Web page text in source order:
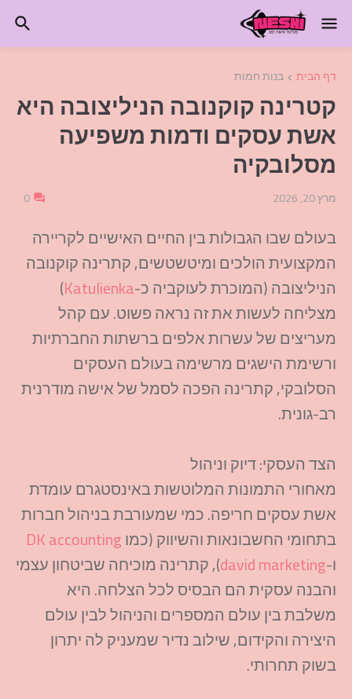
דף הבית בנות חמות
קטרינה קוקנובה הניליצובה היא
אשת עסקים ודמות משפיעה
מסלובקיה
מרץ 20, 2026 0
בעולם שבו הגבולות בין החיים האישיים לקריירה
המקצועית הולכים ומיטשטשים, קתרינה קוקנובה
הניליצובה (המוכרת לעוקביה כ-Katulienka
)
מצליחה לעשות את זה נראה פשוט. עם קהל
מעריצים של עשרות אלפים ברשתות החברתיות
ורשימת הישגים מרשימה בעולם העסקים
הסלובקי, קתרינה הפכה לסמל של אישה מודרנית
רב-גונית.
הצד העסקי: דיוק וניהול
מאחורי התמונות המלוטשות באינסטגרם עומדת
אשת עסקים חריפה. כמי שמעורבת בניהול חברות
בתחומי החשבונאות והשיווק (כמוDK accounting
ו-david marketing), קתרינה מוכיחה שביטחון עצמי
והבנה עסקית הם הבסיס לכל הצלחה. היא
משלבת בין עולם המספרים והניהול לבין עולם
היצירה והקידום, שילוב נדיר שמעניק לה יתרון
בשוק תחרותי.